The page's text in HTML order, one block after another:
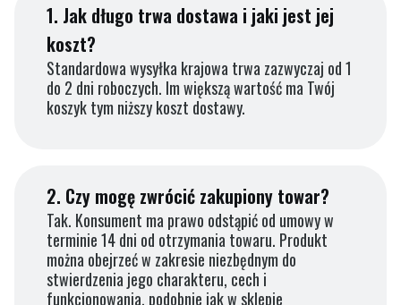
1. Jak długo trwa dostawa i jaki jest jej
koszt?
Standardowa wysyłka krajowa trwa zazwyczaj od 1
do 2 dni roboczych. Im większą wartość ma Twój
koszyk tym niższy koszt dostawy.
2. Czy mogę zwrócić zakupiony towar?
Tak. Konsument ma prawo odstąpić od umowy w
terminie 14 dni od otrzymania towaru. Produkt
można obejrzeć w zakresie niezbędnym do
stwierdzenia jego charakteru, cech i
funkcjonowania, podobnie jak w sklepie